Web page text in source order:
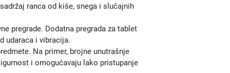
ranca od kiše, snega i slučajnih
pregrade. Dodatna pregrada za tablet
udaraca i vibracija.
Na primer, brojne unutrašnje
i omogućavaju lako pristupanje